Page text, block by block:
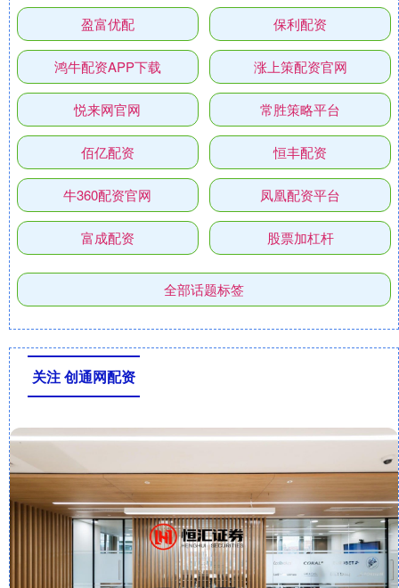
盈富优配 保利配资
鸿牛配资APP下载 涨上策配资官网
悦来网官网 常胜策略平台
佰亿配资 恒丰配资
牛360配资官网 凤凰配资平台
富成配资 股票加杠杆
全部话题标签
关注 创通网配资